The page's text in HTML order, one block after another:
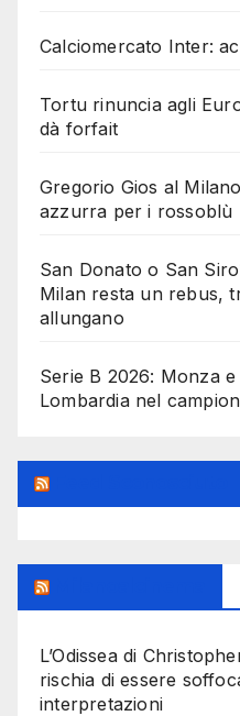
Calciomercato Inter:
Tortu rinuncia agli
dà forfait
Gregorio Gios al
azzurra per i rossoblù
San Donato o San
Milan resta un rebus,
allungano
Serie B 2026: Monza
Lombardia nel
L’Odissea di
rischia di essere
interpretazioni